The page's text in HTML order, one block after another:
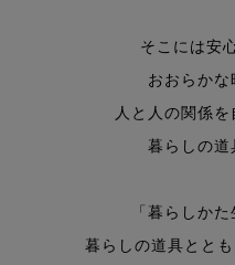
そこには安
おおらかな
人と人の関係
暮らしの道
「暮らしか
暮らしの道具とと